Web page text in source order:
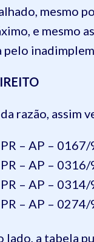
mesmo
e mesmo
pelo
razão, assim
– AP –
– AP –
– AP –
PR – AP –
lado, a tabela